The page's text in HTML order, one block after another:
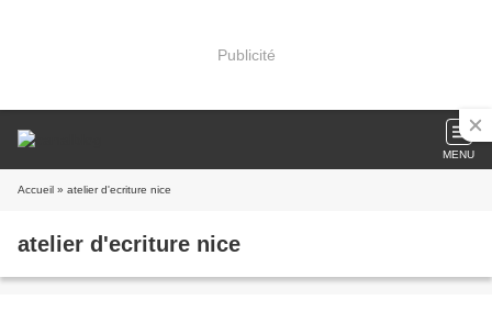
Publicité
MENU
Accueil » atelier d'ecriture nice
atelier d'ecriture nice